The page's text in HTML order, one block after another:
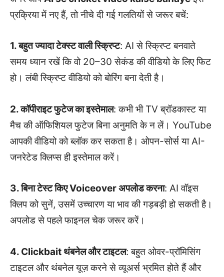
प्रक्रिया में नए हैं, तो नीचे दी गई गलतियों से जरूर बचें:
1. बहुत ज्यादा टेक्स्ट वाली स्क्रिप्ट: AI से स्क्रिप्ट बनवाते
समय ध्यान रखें कि वो 20–30 सेकंड की वीडियो के लिए फिट
हो। लंबी स्क्रिप्ट वीडियो को बोरिंग बना देती है।
2. कॉपीराइट फुटेज का इस्तेमाल: कभी भी TV ब्रॉडकास्ट या
मैच की ऑफिशियल फुटेज बिना अनुमति के न लें। YouTube
आपकी वीडियो को ब्लॉक कर सकता है। ओपन-सोर्स या AI-
जनरेटेड क्लिप्स ही इस्तेमाल करें।
3. बिना टेस्ट किए Voiceover अपलोड करना: AI वॉइस
क्लिप को सुनें, उसमें उच्चारण या भाव की गड़बड़ी हो सकती है।
अपलोड से पहले फाइनल चेक जरूर करें।
4. Clickbait थंबनेल और टाइटल: बहुत ओवर-प्रॉमिसिंग
टाइटल और थंबनेल यूज़ करने से व्यूअर्स भ्रमित होते हैं और